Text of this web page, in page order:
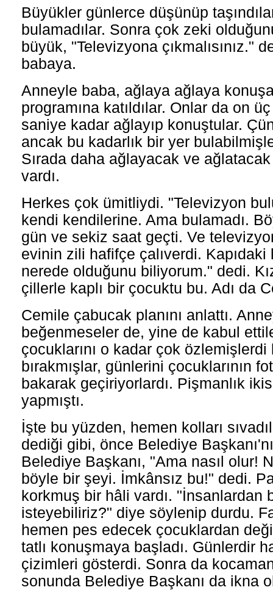
Büyükler günlerce düşünüp
bulamadılar. Sonra çok zeki
büyük, "Televizyona çıkmalısınız."
babaya.
Anneyle baba, ağlaya ağlaya
programına katıldılar. Onlar da on
saniye kadar ağlayıp konuştular.
ancak bu kadarlık bir yer
Sırada daha ağlayacak ve
vardı.
Herkes çok ümitliydi. "Televizyon
kendi kendilerine. Ama bulamadı.
gün ve sekiz saat geçti. Ve
evinin zili hafifçe çalıverdi.
nerede olduğunu biliyorum." dedi.
çillerle kaplı bir çocuktu bu. Adı da
Cemile çabucak planını anlattı.
beğenmeseler de, yine de kabul
çocuklarını o kadar çok
bırakmışlar, günlerini çocuklarının
bakarak geçiriyorlardı. Pişmanlık
yapmıştı.
İşte bu yüzden, hemen kolları
dediği gibi, önce Belediye
Belediye Başkanı, "Ama nasıl olur!
böyle bir şeyi. İmkânsız bu!" dedi.
korkmuş bir hâli vardı. "İnsanlardan
isteyebiliriz?" diye söylenip durdu.
hemen pes edecek çocuklardan
tatlı konuşmaya başladı. Günlerdir
çizimleri gösterdi. Sonra da
sonunda Belediye Başkanı da ikna